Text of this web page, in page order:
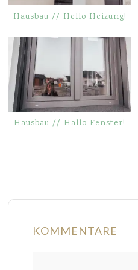
Hausbau // Hello Heizung!
Hausbau // Hallo Fenster!
KOMMENTARE